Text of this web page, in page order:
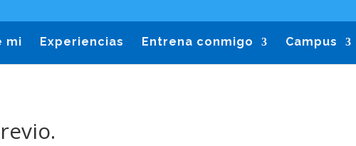
mi Experiencias Entrena conmigo Campus